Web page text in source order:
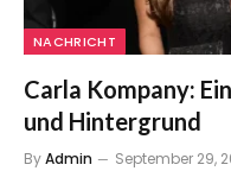
NACHRICHT
Carla Kompany:
und Hintergrund
ByAdmin September 29,